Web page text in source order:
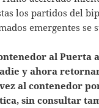
los partidos del
emergentes se
al Puerta
y ahora
al contenedor
sin consultar